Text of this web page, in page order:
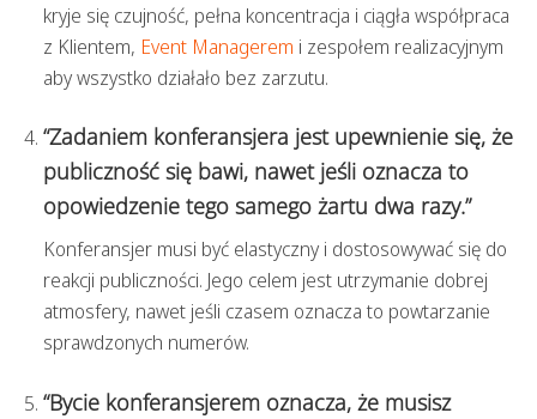
kryje się czujność, pełna koncentracja i ciągła współpraca
z Klientem, Event Managerem i zespołem realizacyjnym
aby wszystko działało bez zarzutu.
“Zadaniem konferansjera jest upewnienie się, że
publiczność się bawi, nawet jeśli oznacza to
opowiedzenie tego samego żartu dwa razy.”
Konferansjer musi być elastyczny i dostosowywać się do
reakcji publiczności. Jego celem jest utrzymanie dobrej
atmosfery, nawet jeśli czasem oznacza to powtarzanie
sprawdzonych numerów.
“Bycie konferansjerem oznacza, że musisz